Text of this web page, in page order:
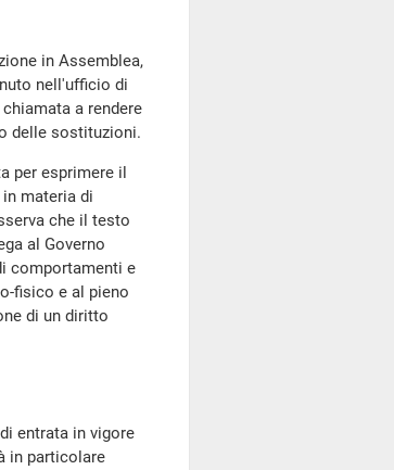
in Assemblea,
nell'ufficio di
a rendere
delle sostituzioni.
per esprimere il
materia di
che il testo
al Governo
comportamenti e
fisico e al pieno
di un diritto
entrata in vigore
in particolare